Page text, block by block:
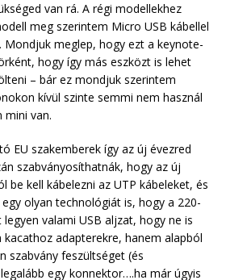
van rá. A régi modellekhez
meg szerintem Micro USB kábellel
meglep, hogy ezt a keynote-
hogy így más eszközt is lehet
– bár ez mondjuk szerintem
kívül szinte semmi nem használ
mini van.
EU szakemberek így az új évezred
szabványosíthatnák, hogy az új
be kell kábelezni az UTP kábeleket, és
olyan technológiát is, hogy a 220-
valami USB aljzat, hogy ne is
kacathoz adapterekre, hanem alapból
szabvány feszültséget (és
egy konnektor….ha már úgyis